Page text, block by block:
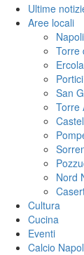
Ultime
Aree locali
Napoli
Torre
Portici
San
Torre
Nord
Cultura
Cucina
Eventi
Calcio